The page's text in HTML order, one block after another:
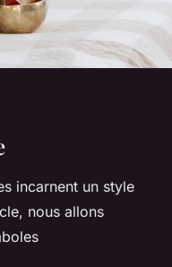
incarnent un style
nous allons